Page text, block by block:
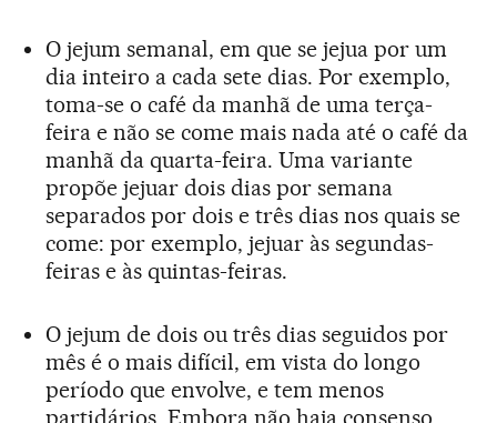
O jejum semanal, em que se jejua por um
dia inteiro a cada sete dias. Por exemplo,
toma-se o café da manhã de uma terça-
feira e não se come mais nada até o café da
manhã da quarta-feira. Uma variante
propõe jejuar dois dias por semana
separados por dois e três dias nos quais se
come: por exemplo, jejuar às segundas-
feiras e às quintas-feiras.
O jejum de dois ou três dias seguidos por
mês é o mais difícil, em vista do longo
período que envolve, e tem menos
partidários. Embora não haja consenso